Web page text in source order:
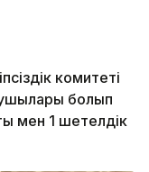
комитеті
болып
мен 1 шетелдік